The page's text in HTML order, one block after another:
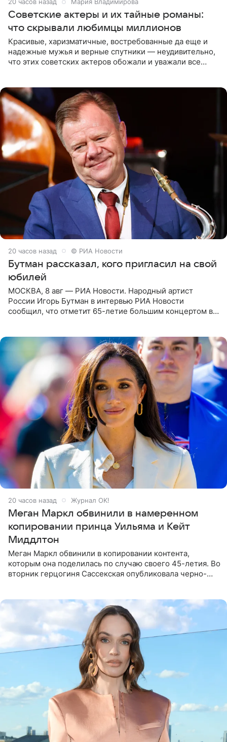
Советские актеры и их тайные романы:
что скрывали любимцы миллионов
Красивые, харизматичные, востребованные да еще и
надежные мужья и верные спутники — неудивительно,
что этих советских актеров обожали и уважали все
20 часов назад © РИА Новости
Бутман рассказал, кого пригласил на свой
юбилей
МОСКВА, 8 авг — РИА Новости. Народный артист
России Игорь Бутман в интервью РИА Новости
сообщил, что отметит 65-летие большим концертом в
20 часов назад Журнал OK!
Меган Маркл обвинили в намеренном
копировании принца Уильяма и Кейт
Миддлтон
Меган Маркл обвинили в копировании контента,
которым она поделилась по случаю своего 45-летия. Во
вторник герцогиня Сассекская опубликовала черно-